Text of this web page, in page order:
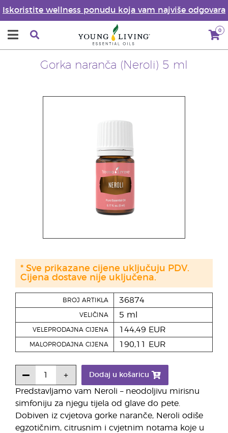
Iskoristite wellness ponudu koja vam najviše odgovara
0
Gorka naranča (Neroli) 5 ml
Predstavljamo vam Neroli – neodoljivu mirisnu
simfoniju za njegu tijela od glave do pete.
Dobiven iz cvjetova gorke naranče, Neroli odiše
egzotičnim, citrusnim i cvjetnim notama koje u
BROJ ARTIKLA 36874
VELIČINA 5 ml
VELEPRODAJNA CIJENA 144,49 EUR
MALOPRODAJNA CIJENA 190,11 EUR
Dodaj u košaricu
* Sve prikazane cijene uključuju PDV.
Cijena dostave nije uključena.